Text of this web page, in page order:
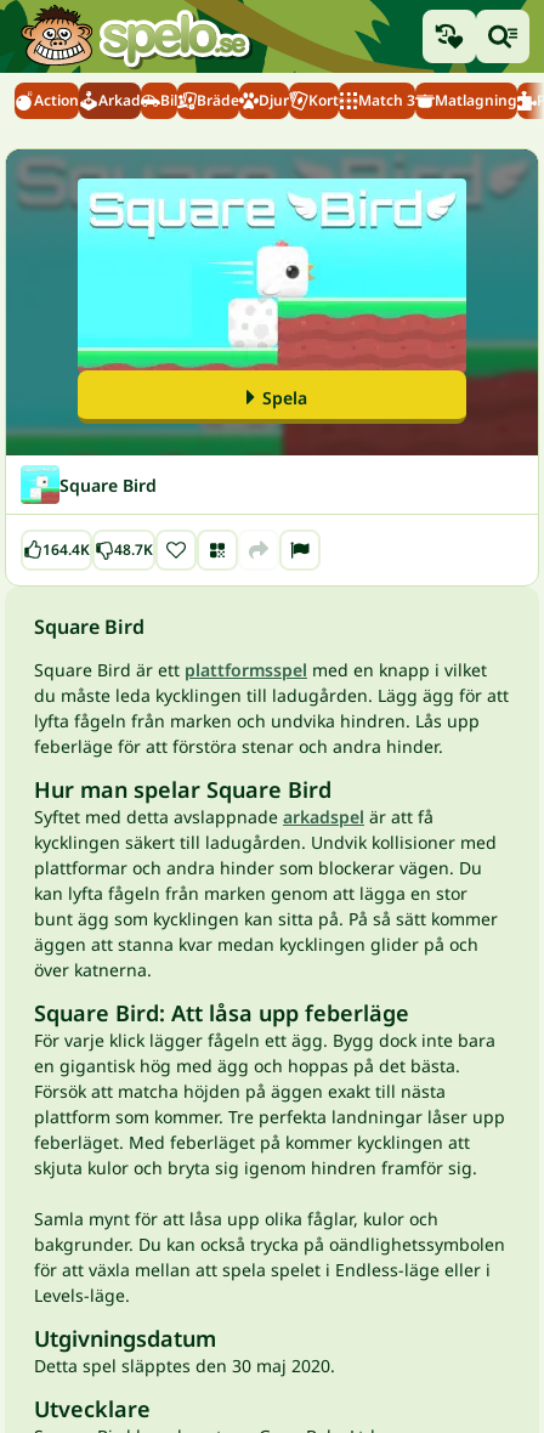
Action Arkad Bil Bräde Djur Kort Match 3 Matlagning
Spela
Square Bird
164.4K 48.7K
Square Bird
Square Bird är ett plattformsspel med en knapp i vilket
du måste leda kycklingen till ladugården. Lägg ägg för att
lyfta fågeln från marken och undvika hindren. Lås upp
feberläge för att förstöra stenar och andra hinder.
Hur man spelar Square Bird
Syftet med detta avslappnade arkadspel är att få
kycklingen säkert till ladugården. Undvik kollisioner med
plattformar och andra hinder som blockerar vägen. Du
kan lyfta fågeln från marken genom att lägga en stor
bunt ägg som kycklingen kan sitta på. På så sätt kommer
äggen att stanna kvar medan kycklingen glider på och
över katnerna.
Square Bird: Att låsa upp feberläge
För varje klick lägger fågeln ett ägg. Bygg dock inte bara
en gigantisk hög med ägg och hoppas på det bästa.
Försök att matcha höjden på äggen exakt till nästa
plattform som kommer. Tre perfekta landningar låser upp
feberläget. Med feberläget på kommer kycklingen att
skjuta kulor och bryta sig igenom hindren framför sig.
Samla mynt för att låsa upp olika fåglar, kulor och
bakgrunder. Du kan också trycka på oändlighetssymbolen
för att växla mellan att spela spelet i Endless-läge eller i
Levels-läge.
Utgivningsdatum
Detta spel släpptes den 30 maj 2020.
Utvecklare